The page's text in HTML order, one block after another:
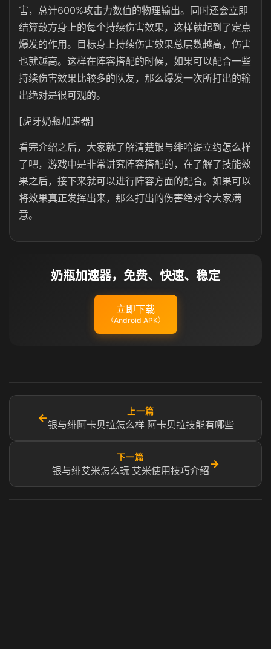
害，总计600%攻击力数值的物理输出。同时还会立即
结算敌方身上的每个持续伤害效果，这样就起到了定点
爆发的作用。目标身上持续伤害效果总层数越高，伤害
也就越高。这样在阵容搭配的时候，如果可以配合一些
持续伤害效果比较多的队友，那么爆发一次所打出的输
出绝对是很可观的。
[虎牙奶瓶加速器]
看完介绍之后，大家就了解清楚银与绯哈缇立约怎么样
了吧，游戏中是非常讲究阵容搭配的，在了解了技能效
果之后，接下来就可以进行阵容方面的配合。如果可以
将效果真正发挥出来，那么打出的伤害绝对令大家满
意。
奶瓶加速器，免费、快速、稳定
立即下载
（Android APK）
←
上一篇
银与绯阿卡贝拉怎么样 阿卡贝拉技能有哪些
下一篇
银与绯艾米怎么玩 艾米使用技巧介绍
→